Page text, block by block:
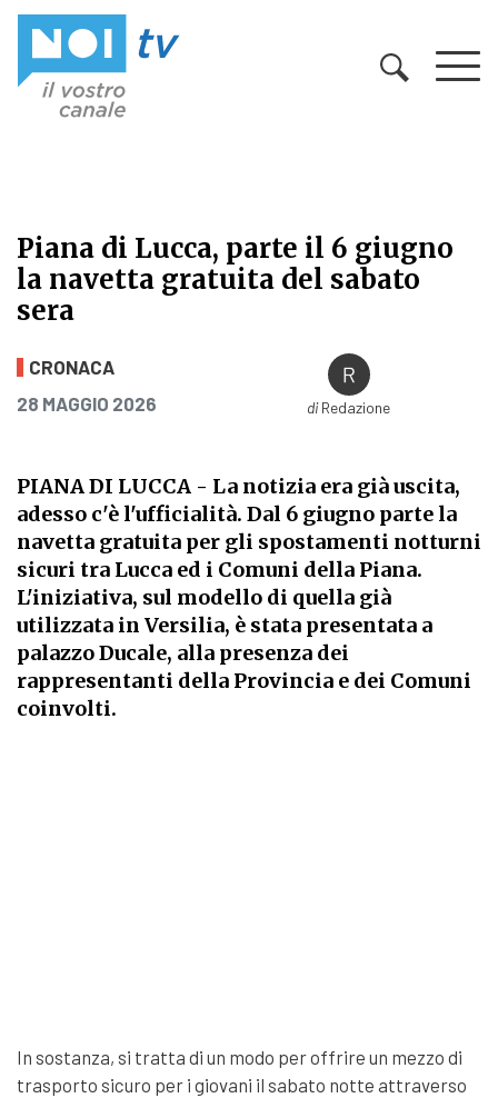
Piana di Lucca, parte il 6 giugno
la navetta gratuita del sabato
sera
Piana di Lucca, parte il 6 giugno
CRONACA
PUBBLICATO IL
28 MAGGIO 2026 diRedazione
PIANA DI LUCCA - La notizia era già uscita,
adesso c'è l'ufficialità. Dal 6 giugno parte la
navetta gratuita per gli spostamenti notturni
sicuri tra Lucca ed i Comuni della Piana.
L'iniziativa, sul modello di quella già
utilizzata in Versilia, è stata presentata a
palazzo Ducale, alla presenza dei
rappresentanti della Provincia e dei Comuni
coinvolti.
In sostanza, si tratta di un modo per offrire un mezzo di
trasporto sicuro per i giovani il sabato notte attraverso